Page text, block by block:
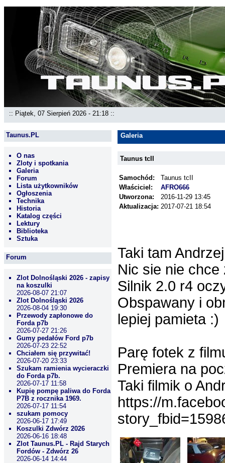
:: Piątek, 07 Sierpień 2026 - 21:18 ::
Taunus.PL
O nas
Zloty i spotkania
Galeria
Forum
Lista użytkowników
Ogłoszenia
Technika
Historia
Katalog części
Lektury
Biblioteka
Sztuka
Forum
Zlot Dolnośląski 2026 - zapisy
na koszulki
2026-08-07 21:07
Zlot Dolnośląski 2026
2026-08-04 19:30
Przewody zapłonowe do
Forda p7b
2026-07-27 21:26
Gumy pedałów Ford p7b
2026-07-23 22:52
Chciałem się przywitać!
2026-07-20 23:33
Szukam ramienia wycieraczki
do Forda p7b.
2026-07-17 11:58
Kupię pompę paliwa do Forda
P7B z rocznika 1969.
2026-07-17 11:54
szukam pomocy
2026-06-17 17:49
Koszulki Zdwórz 2026
2026-06-16 18:48
Zlot Taunus.PL - Rajd Starych
Fordów - Zdwórz 26
2026-06-14 14:44
Galeria
Taunus tcII
Samochód:
Taunus tcII
Właściciel:
AFRO666
Utworzona:
2016-11-29 13:45
Aktualizacja: 2017-07-21 18:54
Taki tam
Nic sie nie chce
Silnik 2.0 r4
Obspawany i
lepiej pamieta :)
Parę fotek z
Premiera na
Taki filmik o
https://